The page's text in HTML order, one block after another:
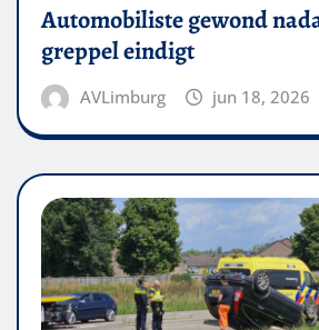
Automobiliste gewond
greppel eindigt
AVLimburg jun 18, 2026